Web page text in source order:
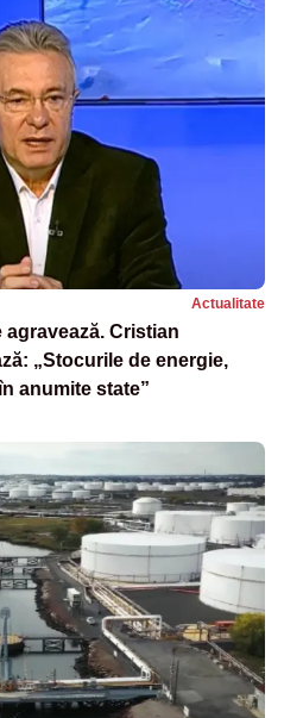
Actualitate
Cristian
„Stocurile de energie,
anumite state”